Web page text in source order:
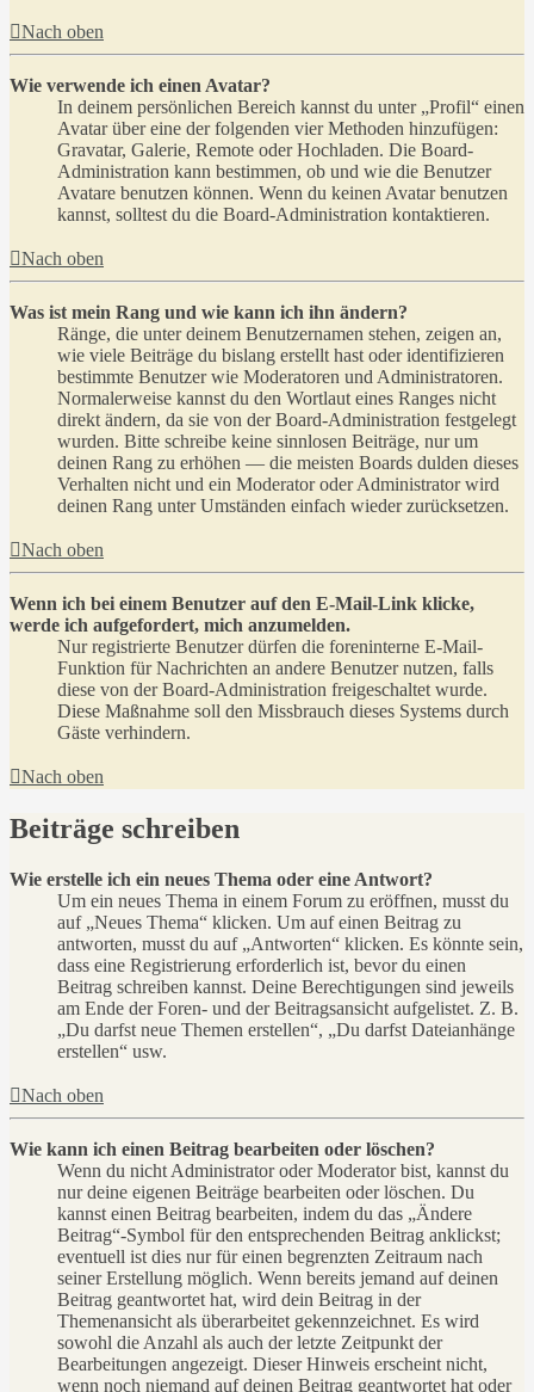
Nach oben
Wie verwende ich einen Avatar?
In deinem persönlichen Bereich kannst du unter „Profil“ einen
Avatar über eine der folgenden vier Methoden hinzufügen:
Gravatar, Galerie, Remote oder Hochladen. Die Board-
Administration kann bestimmen, ob und wie die Benutzer
Avatare benutzen können. Wenn du keinen Avatar benutzen
kannst, solltest du die Board-Administration kontaktieren.
Nach oben
Was ist mein Rang und wie kann ich ihn ändern?
Ränge, die unter deinem Benutzernamen stehen, zeigen an,
wie viele Beiträge du bislang erstellt hast oder identifizieren
bestimmte Benutzer wie Moderatoren und Administratoren.
Normalerweise kannst du den Wortlaut eines Ranges nicht
direkt ändern, da sie von der Board-Administration festgelegt
wurden. Bitte schreibe keine sinnlosen Beiträge, nur um
deinen Rang zu erhöhen — die meisten Boards dulden dieses
Verhalten nicht und ein Moderator oder Administrator wird
deinen Rang unter Umständen einfach wieder zurücksetzen.
Nach oben
Wenn ich bei einem Benutzer auf den E-Mail-Link klicke,
werde ich aufgefordert, mich anzumelden.
Nur registrierte Benutzer dürfen die foreninterne E-Mail-
Funktion für Nachrichten an andere Benutzer nutzen, falls
diese von der Board-Administration freigeschaltet wurde.
Diese Maßnahme soll den Missbrauch dieses Systems durch
Gäste verhindern.
Nach oben
Beiträge schreiben
Wie erstelle ich ein neues Thema oder eine Antwort?
Um ein neues Thema in einem Forum zu eröffnen, musst du
auf „Neues Thema“ klicken. Um auf einen Beitrag zu
antworten, musst du auf „Antworten“ klicken. Es könnte sein,
dass eine Registrierung erforderlich ist, bevor du einen
Beitrag schreiben kannst. Deine Berechtigungen sind jeweils
am Ende der Foren- und der Beitragsansicht aufgelistet. Z. B.
„Du darfst neue Themen erstellen“, „Du darfst Dateianhänge
erstellen“ usw.
Nach oben
Wie kann ich einen Beitrag bearbeiten oder löschen?
Wenn du nicht Administrator oder Moderator bist, kannst du
nur deine eigenen Beiträge bearbeiten oder löschen. Du
kannst einen Beitrag bearbeiten, indem du das „Ändere
Beitrag“-Symbol für den entsprechenden Beitrag anklickst;
eventuell ist dies nur für einen begrenzten Zeitraum nach
seiner Erstellung möglich. Wenn bereits jemand auf deinen
Beitrag geantwortet hat, wird dein Beitrag in der
Themenansicht als überarbeitet gekennzeichnet. Es wird
sowohl die Anzahl als auch der letzte Zeitpunkt der
Bearbeitungen angezeigt. Dieser Hinweis erscheint nicht,
wenn noch niemand auf deinen Beitrag geantwortet hat oder